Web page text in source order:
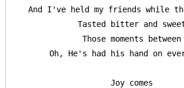
And I've held my friends while
Tasted bitter and
Those moments between
Oh, He's had his hand on
Joy comes